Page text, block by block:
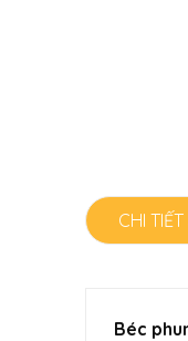
CHI
Béc